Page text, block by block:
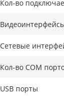
Кол-во
Сетевые
Кол-во COM
USB порты